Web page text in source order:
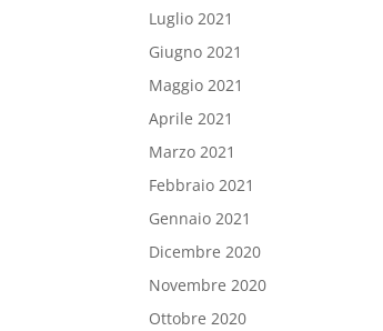
Luglio 2021
Giugno 2021
Maggio 2021
Aprile 2021
Marzo 2021
Febbraio 2021
Gennaio 2021
Dicembre 2020
Novembre 2020
Ottobre 2020